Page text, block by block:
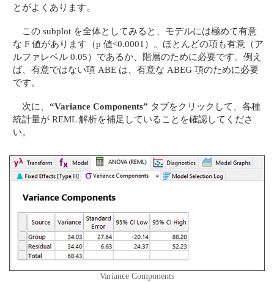
とがよくあります。
この subplot を全体としてみると、モデルには極めて有意
な F 値があります（p 値<0.0001）。ほとんどの項も有意（ア
ルファレベル 0.05）であるか、階層のために必要です。例え
ば、有意ではない項 ABE は、有意な ABEG 項のために必要
です。
次に、“Variance Components” タブをクリックして、各種
統計量が REML 解析を補足していることを確認してくださ
い。
Variance Components